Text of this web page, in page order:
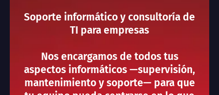
Soporte informático y consultoría de
TI para empresas
Nos encargamos de todos tus
aspectos informáticos —supervisión,
mantenimiento y soporte— para que